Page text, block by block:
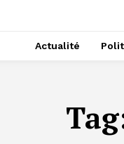
Actualité